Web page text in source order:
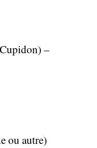
–
ou autre)